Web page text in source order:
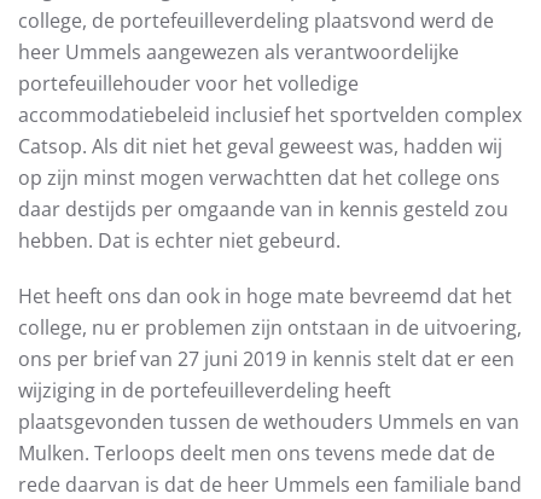
college, de portefeuilleverdeling plaatsvond werd de
heer Ummels aangewezen als verantwoordelijke
portefeuillehouder voor het volledige
accommodatiebeleid inclusief het sportvelden complex
Catsop. Als dit niet het geval geweest was, hadden wij
op zijn minst mogen verwachtten dat het college ons
daar destijds per omgaande van in kennis gesteld zou
hebben. Dat is echter niet gebeurd.
Het heeft ons dan ook in hoge mate bevreemd dat het
college, nu er problemen zijn ontstaan in de uitvoering,
ons per brief van 27 juni 2019 in kennis stelt dat er een
wijziging in de portefeuilleverdeling heeft
plaatsgevonden tussen de wethouders Ummels en van
Mulken. Terloops deelt men ons tevens mede dat de
rede daarvan is dat de heer Ummels een familiale band